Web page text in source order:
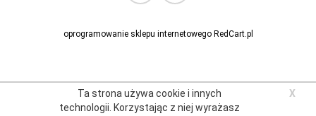
oprogramowanie sklepu internetowegoRedCart.pl
Ta strona używa cookie i innych
technologii. Korzystając z niej wyrażasz
X